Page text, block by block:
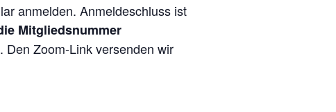
anmelden. Anmeldeschluss ist
Mitgliedsnummer
Den Zoom-Link versenden wir